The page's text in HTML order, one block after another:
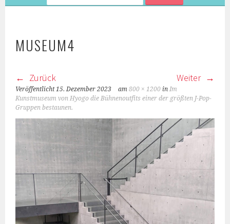
nach:
MUSEUM4
Zurück Weiter
Veröffentlicht15. Dezember 2023 am800 × 1200 inIm
Kunstmuseum von Hyogo die Bühnenoutfits einer der größten J-Pop-
Gruppen bestaunen.